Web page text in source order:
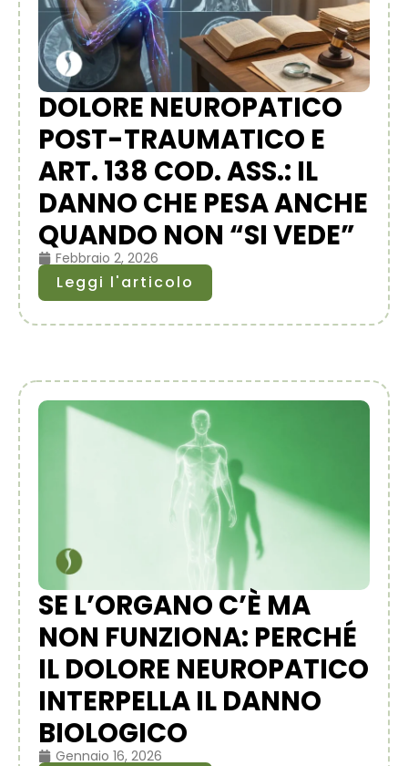
DOLORE NEUROPATICO
POST-TRAUMATICO E
ART. 138 COD. ASS.: IL
DANNO CHE PESA ANCHE
QUANDO NON “SI VEDE”
Febbraio 2, 2026
Leggi l'articolo
SE L’ORGANO C’È MA
NON FUNZIONA: PERCHÉ
IL DOLORE NEUROPATICO
INTERPELLA IL DANNO
BIOLOGICO
Gennaio 16, 2026